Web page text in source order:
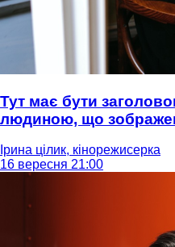
Тут має бути
людиною, що
Ірина цілик, кінорежисерка
16 вересня 21:00